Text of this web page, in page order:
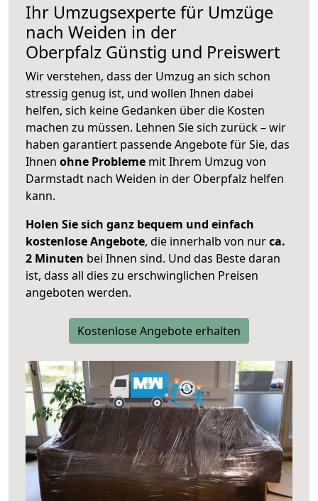
Ihr Umzugsexperte für Umzüge
nach Weiden in der
Oberpfalz Günstig und Preiswert
Wir verstehen, dass der Umzug an sich schon
stressig genug ist, und wollen Ihnen dabei
helfen, sich keine Gedanken über die Kosten
machen zu müssen. Lehnen Sie sich zurück – wir
haben garantiert passende Angebote für Sie, das
Ihnen ohne Probleme mit Ihrem Umzug von
Darmstadt nach Weiden in der Oberpfalz helfen
kann.
Holen Sie sich ganz bequem und einfach
kostenlose Angebote, die innerhalb von nurca.
2 Minuten bei Ihnen sind. Und das Beste daran
ist, dass all dies zu erschwinglichen Preisen
angeboten werden.
Kostenlose Angebote erhalten